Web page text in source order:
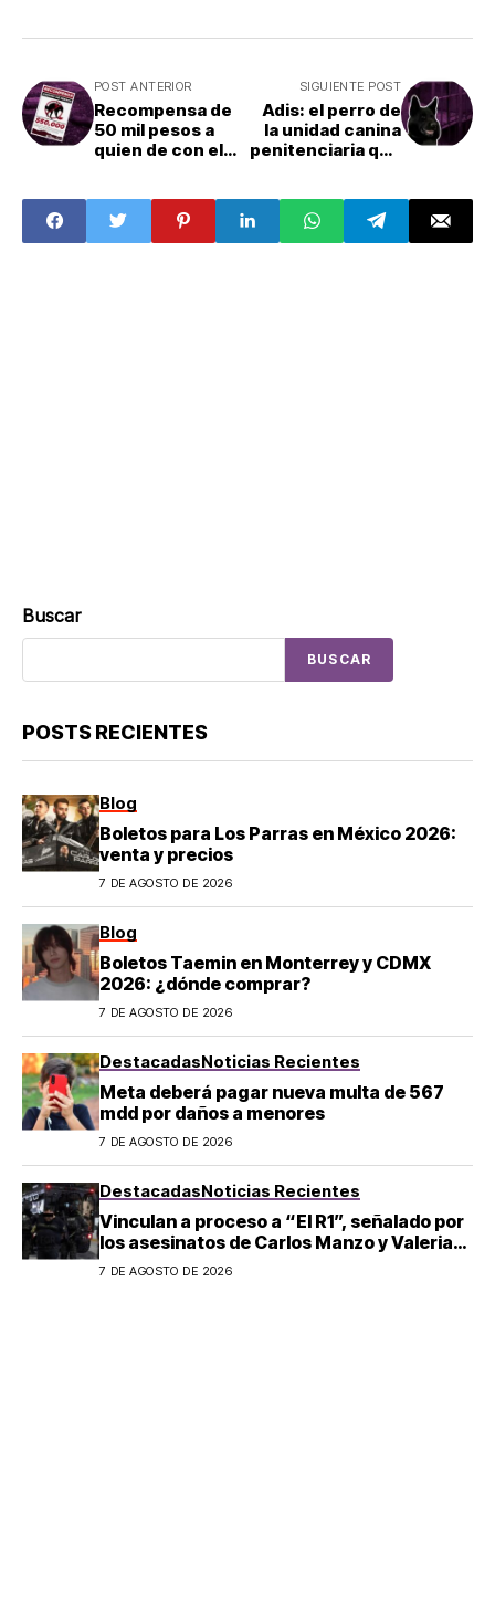
POST ANTERIOR
Recompensa de
50 mil pesos a
quien de con el
Xochimilco
SIGUIENTE POST
Adis: el perro de
la unidad canina
penitenciaria que
Buscar
BUSCAR
POSTS RECIENTES
Blog
Boletos para Los Parras en México 2026:
venta y precios
7 DE AGOSTO DE 2026
Blog
Boletos Taemin en Monterrey y CDMX
2026: ¿dónde comprar?
7 DE AGOSTO DE 2026
DestacadasNoticias Recientes
Meta deberá pagar nueva multa de 567
mdd por daños a menores
7 DE AGOSTO DE 2026
DestacadasNoticias Recientes
Vinculan a proceso a “El R1”, señalado por
los asesinatos de Carlos Manzo y Valeria
Márquez
7 DE AGOSTO DE 2026